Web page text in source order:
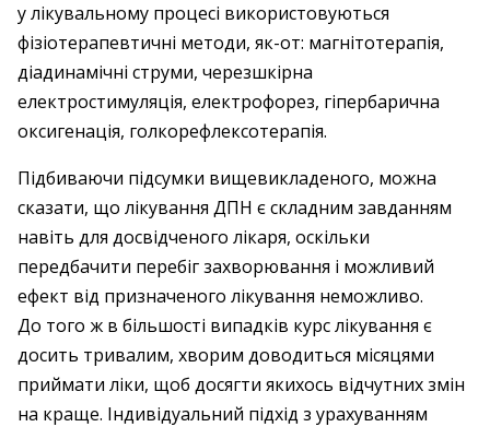
у лікувальному процесі використовуються
фізіотерапевтичні методи, як-от: магнітотерапія,
діадинамічні струми, черезшкірна
електростимуляція, електрофорез, гіпербарична
оксигенація, голкорефлексотерапія.
Підбиваючи підсумки вищевикладеного, можна
сказати, що лікування ДПН є складним завданням
навіть для досвідченого лікаря, оскільки
передбачити перебіг захворювання і можливий
ефект від призначеного лікування неможливо.
До того ж в більшості випадків курс лікування є
досить тривалим, хворим доводиться місяцями
приймати ліки, щоб досягти якихось відчутних змін
на краще. Індивідуальний підхід з урахуванням